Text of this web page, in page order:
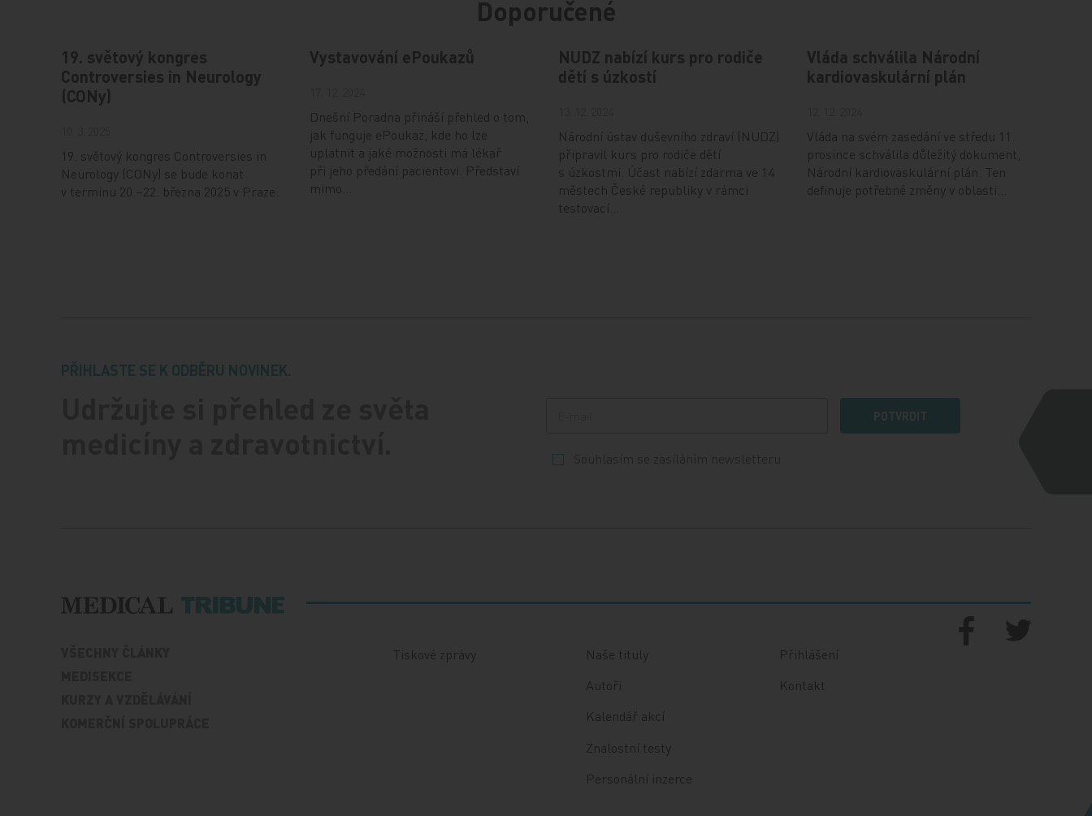
Doporučené
19. světový kongres
Controversies in Neurology
(CONy)
19. světový kongres Controversies in
Neurology (CONy) se bude konat
v termínu 20.–22. března 2025 v Praze.
Vystavování ePoukazů
Dnešní Poradna přináší přehled o tom,
jak funguje ePoukaz, kde ho lze
uplatnit a jaké možnosti má lékař
při jeho předání pacientovi. Představí
mimo…
NUDZ nabízí kurs pro rodiče
dětí s úzkostí
Národní ústav duševního zdraví (NUDZ)
připravil kurs pro rodiče dětí
s úzkostmi. Účast nabízí zdarma ve 14
městech České republiky v rámci
testovací…
Vláda schválila Národní
kardiovaskulární plán
Vláda na svém zasedání ve středu 11.
prosince schválila důležitý dokument,
Národní kardiovaskulární plán. Ten
definuje potřebné změny v oblasti…
PŘIHLASTE SE K ODBĚRU NOVINEK.
POTVRDIT
Tiskové zprávy
Naše tituly
Autoři
Kalendář akcí
Znalostní testy
Personální inzerce
Přihlášení
Kontakt